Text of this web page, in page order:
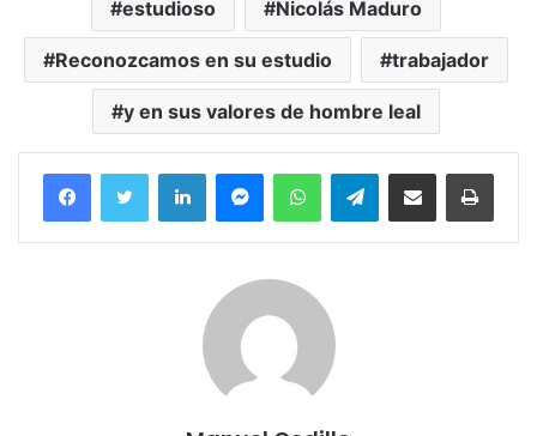
estudioso Nicolás Maduro
Reconozcamos en su estudio trabajador
y en sus valores de hombre leal
FacebookTwitter LinkedInMessengerWhatsAppTelegramCompartir por correo electrónico